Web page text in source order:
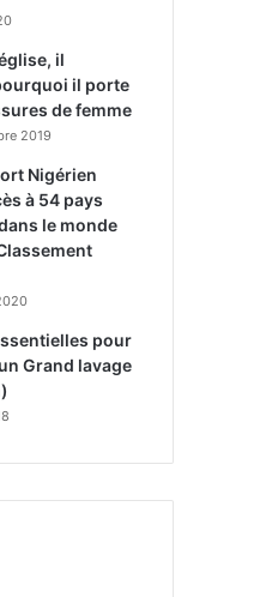
il
il porte
de femme
2019
Nigérien
à 54 pays
le monde
pour
Grand lavage